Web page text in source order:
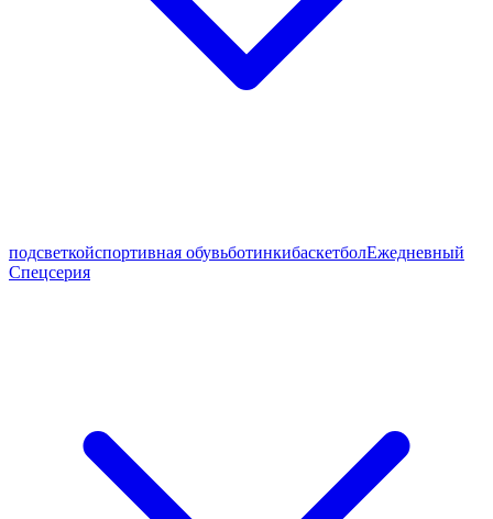
подсветкойспортивная обувьботинкибаскетболЕжедневный
Спецсерия